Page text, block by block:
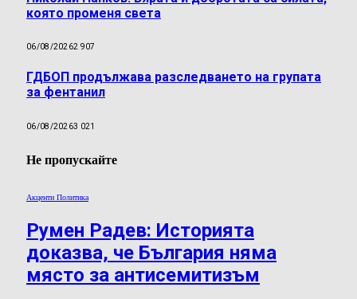
която променя света
06/08/20262 907
ГДБОП продължава разследването на групата
за фентанил
06/08/20263 021
Не пропускайте
Акценти Политика
Румен Радев: Историята
доказва, че България няма
място за антисемитизъм